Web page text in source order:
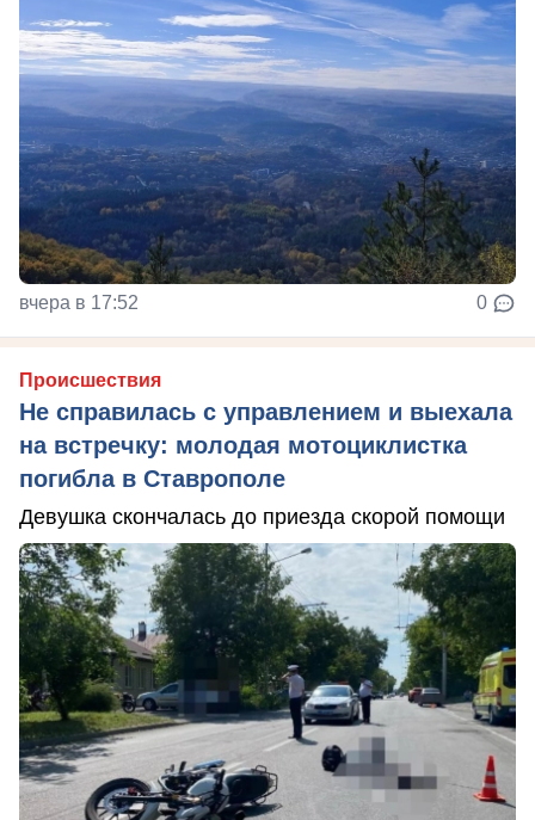
вчера в 17:52 0
Происшествия
Не справилась с управлением и выехала
на встречку: молодая мотоциклистка
погибла в Ставрополе
Девушка скончалась до приезда скорой помощи